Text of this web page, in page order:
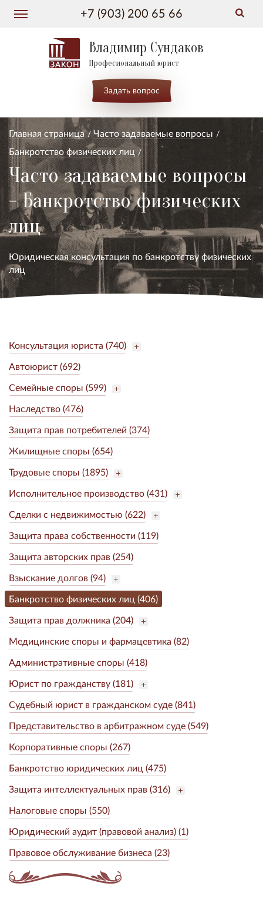
+7 (903) 200 65 66
Владимир Сундаков
Професиональный юрист
Задать вопрос
Главная страница
Часто задаваемые вопросы
Банкротство физических лиц
Часто задаваемые вопросы
- Банкротство физических
лиц
Юридическая консультация по банкротству физических
лиц
Консультация юриста (740)
Автоюрист (692)
Семейные споры (599)
Наследство (476)
Защита прав потребителей (374)
Жилищные споры (654)
Трудовые споры (1895)
Исполнительное производство (431)
Сделки с недвижимостью (622)
Защита права собственности (119)
Защита авторских прав (254)
Взыскание долгов (94)
Банкротство физических лиц (406)
Защита прав должника (204)
Медицинские споры и фармацевтика (82)
Административные споры (418)
Юрист по гражданству (181)
Судебный юрист в гражданском суде (841)
Представительство в арбитражном суде (549)
Корпоративные споры (267)
Банкротство юридических лиц (475)
Защита интеллектуальных прав (316)
Налоговые споры (550)
Юридический аудит (правовой анализ) (1)
Правовое обслуживание бизнеса (23)